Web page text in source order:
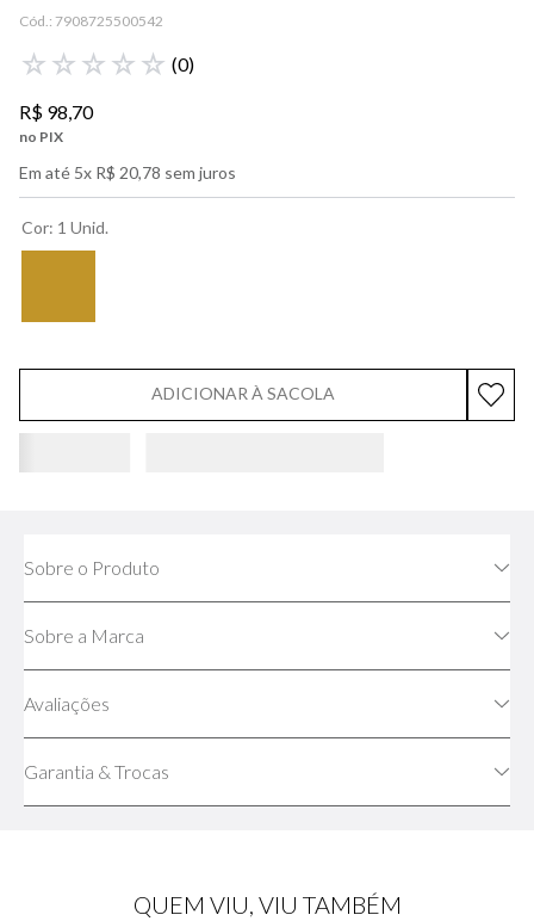
Cód.: 7908725500542
☆ ☆ ☆ ☆ ☆ (0)
R$ 98,70
no PIX
Em até 5x R$ 20,78 sem juros
Cor: 1 Unid.
ADICIONAR À SACOLA
Sobre o Produto
Sobre a Marca
Avaliações
Garantia & Trocas
QUEM VIU, VIU TAMBÉM